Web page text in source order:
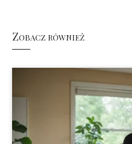
Zobacz również